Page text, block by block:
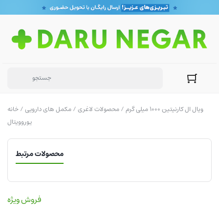
خانه/مکمل های دارویی/محصولات لاغری/ ویال ال کارنیتین 1000 میلی گرم
یوروویتال
محصولات مرتبط
فروش ویژه